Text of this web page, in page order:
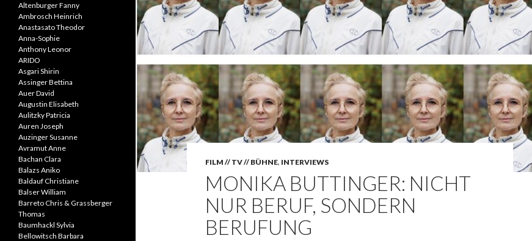
FILM // TV // BÜHNE, INTERVIEWS
MONIKA BUTTINGER: NICHT
NUR BERUF, SONDERN
BERUFUNG
Altenburger Fanny
Ambrosch Heinrich
Anastasato Theodor
Anna-Sophie
Anthony Leonor
ARIDO
Asgari Shirin
Assinger Bettina
Auer David
Augustin Elisabeth
Aulitzky Patricia
Auren Joseph
Auzinger Susanne
Avramut Anne
Bachan Clara
Balazs Aniko
Baldauf Christiane
Balser William
Barreto Chris & Grassberger
Thomas
Baumhackl Sylvia
Bellowitsch Barbara